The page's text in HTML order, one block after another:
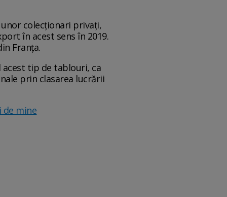
colecţionari privaţi,
în acest sens în 2019.
Franţa.
acest tip de tablouri, ca
prin clasarea lucrării
de mine